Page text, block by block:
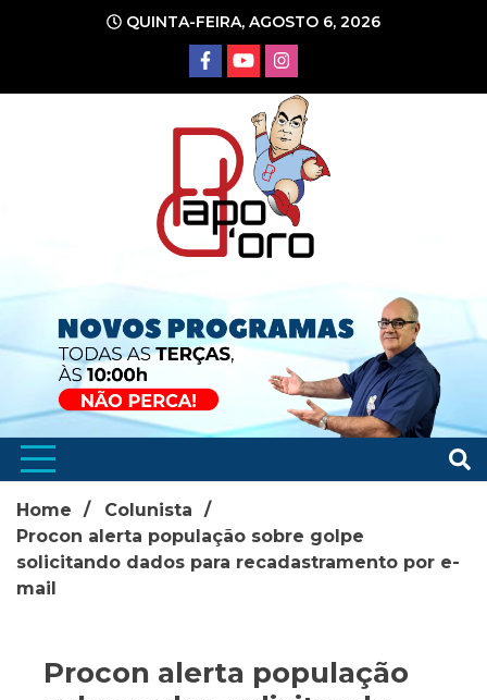
conteúdo
QUINTA-FEIRA, AGOSTO 6, 2026
Home
Colunista
Procon alerta população sobre golpe
solicitando dados para recadastramento por e-
mail
Procon alerta população